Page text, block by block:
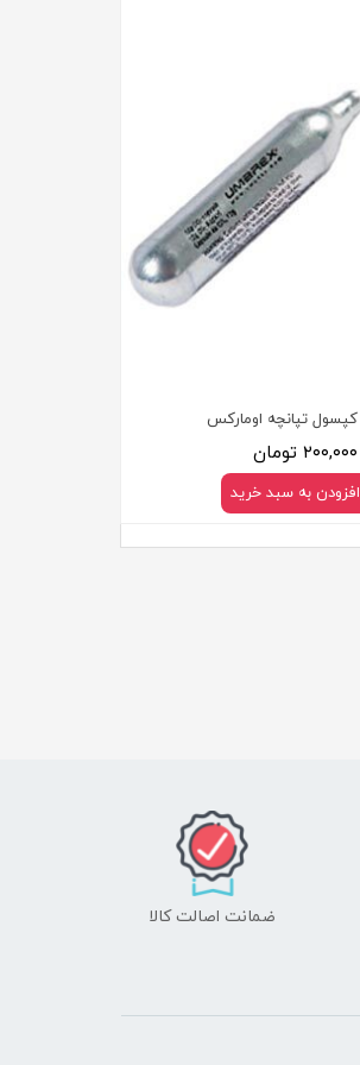
کپسول تپانچه اومارکس
۲۰۰,۰۰۰ تومان
افزودن به سبد خرید
ضمانت اصالت کالا